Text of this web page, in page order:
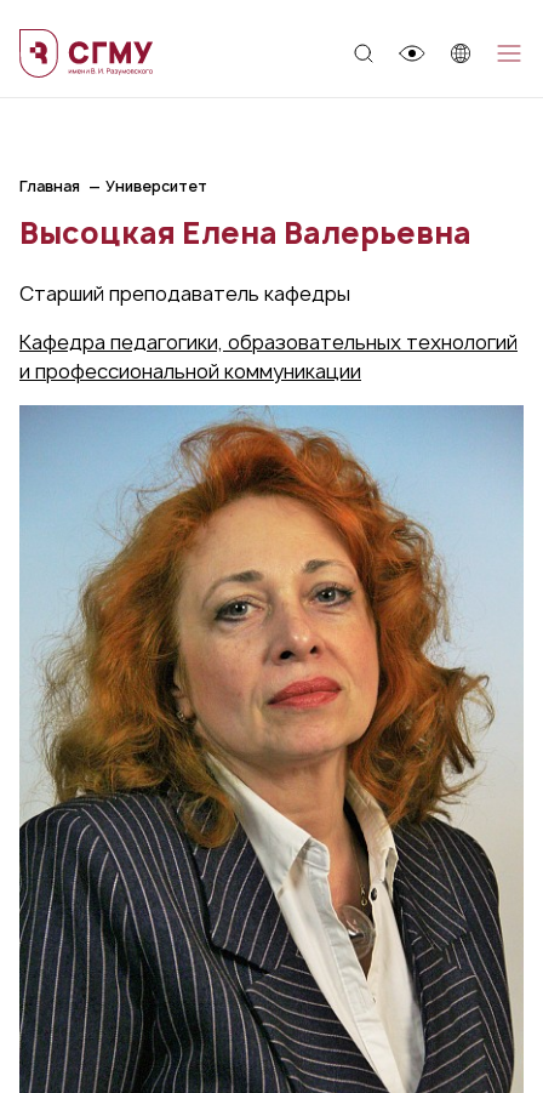
Главная Университет
Высоцкая Елена Валерьевна
Старший преподаватель кафедры
Кафедра педагогики, образовательных технологий
и профессиональной коммуникации